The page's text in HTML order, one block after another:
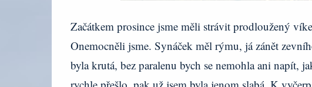
Začátkem prosince jsme měli strávit prodloužený
Onemocněli jsme. Synáček měl rýmu, já zánět
byla krutá, bez paralenu bych se nemohla ani